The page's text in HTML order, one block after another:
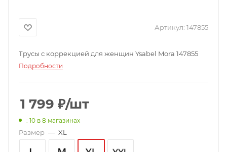
Артикул: 147855
Трусы с коррекцией для женщин Ysabel Mora 147855
Подробности
1 799 ₽/шт
: 10 в 8 магазинах
Размер — XL